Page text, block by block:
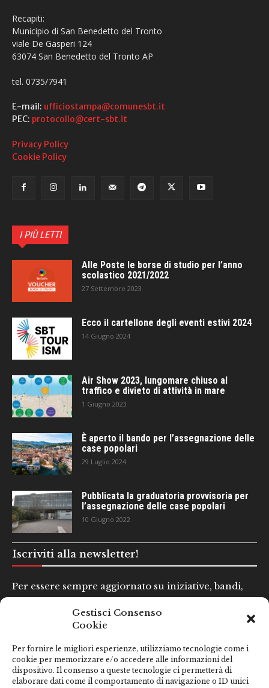
Gestisci Consenso
Cookie
Per fornire le migliori esperienze, utilizziamo tecnologie come i
cookie per memorizzare e/o accedere alle informazioni del
dispositivo. Il consenso a queste tecnologie ci permetterà di
elaborare dati come il comportamento di navigazione o ID unici
Recapiti:
Municipio di San Benedetto del Tronto
viale De Gasperi 124
63074 San Benedetto del Tronto AP
tel. 0735/7941
E-mail: ufficiostampa@comunesbt.it
PEC: protocollo@cert-sbt.it
Privacy Policy
Cookie Policy
I PIÙ LETTI
Alle Poste le borse di studio per l’anno
scolastico 2021/2022
27 Settembre 2023
Ecco il cartellone degli eventi estivi 2024
14 Giugno 2024
Air Show 2023, lungomare chiuso al
traffico e divieto di attività in mare
1 Giugno 2023
È aperto il bando per l’assegnazione delle
case popolari
29 Luglio 2024
Pubblicata la graduatoria provvisoria per
l’assegnazione delle case popolari
10 Giugno 2022
Iscriviti alla newsletter!
Per essere sempre aggiornato su iniziative, bandi,
Email*